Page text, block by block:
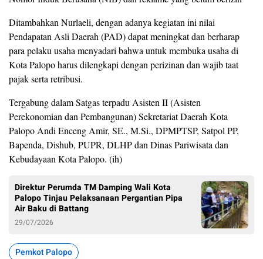
Ditambahkan Nurlaeli, dengan adanya kegiatan ini nilai
Pendapatan Asli Daerah (PAD) dapat meningkat dan berharap
para pelaku usaha menyadari bahwa untuk membuka usaha di
Kota Palopo harus dilengkapi dengan perizinan dan wajib taat
pajak serta retribusi.
Tergabung dalam Satgas terpadu Asisten II (Asisten
Perekonomian dan Pembangunan) Sekretariat Daerah Kota
Palopo Andi Enceng Amir, SE., M.Si., DPMPTSP, Satpol PP,
Bapenda, Dishub, PUPR, DLHP dan Dinas Pariwisata dan
Kebudayaan Kota Palopo. (ih)
Direktur Perumda TM Damping Wali Kota
Palopo Tinjau Pelaksanaan Pergantian Pipa
Air Baku di Battang
29/07/2026
Pemkot Palopo